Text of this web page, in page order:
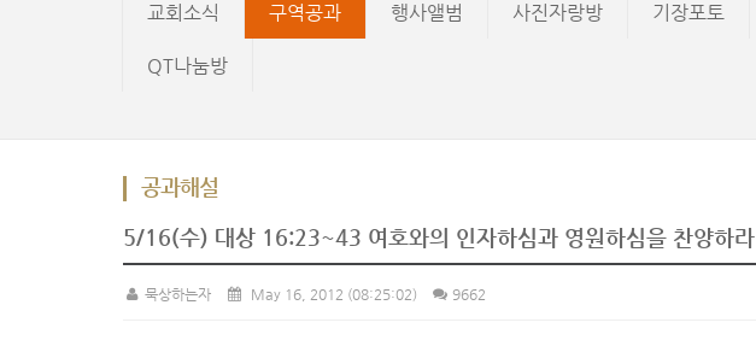
교회소식 구역공과 행사앨범 사진자랑방 기장포토
QT나눔방
공과해설
5/16(수) 대상 16:23~43 여호와의 인자하심과 영원하심을 찬양하라
묵상하는자 May 16, 2012 (08:25:02) 9662